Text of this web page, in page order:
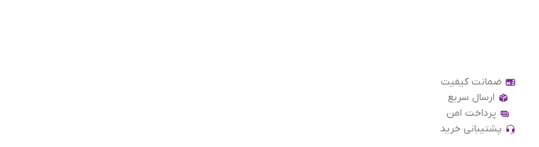
ضمانت کیفیت
ارسال سریع
پرداخت امن
پشتیبانی خرید